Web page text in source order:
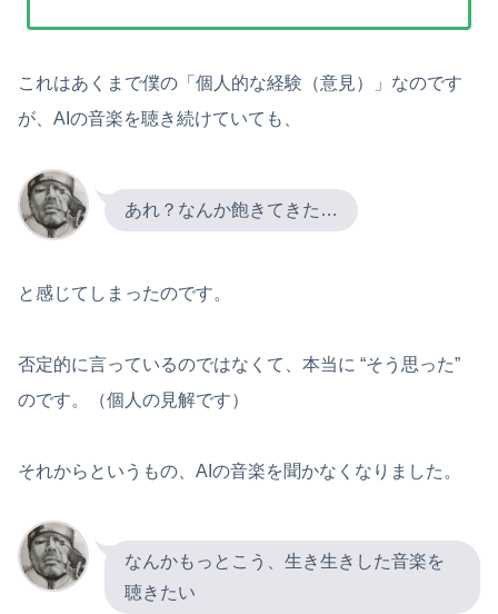
これはあくまで僕の「個人的な経験（意見）」なのです
が、AIの音楽を聴き続けていても、
あれ？なんか飽きてきた…
と感じてしまったのです。
否定的に言っているのではなくて、本当に “そう思った”
のです。（個人の見解です）
それからというもの、AIの音楽を聞かなくなりました。
なんかもっとこう、生き生きした音楽を
聴きたい